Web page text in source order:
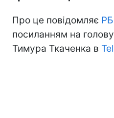
Про це повідомляє
посиланням на
Тимура Ткаченка в